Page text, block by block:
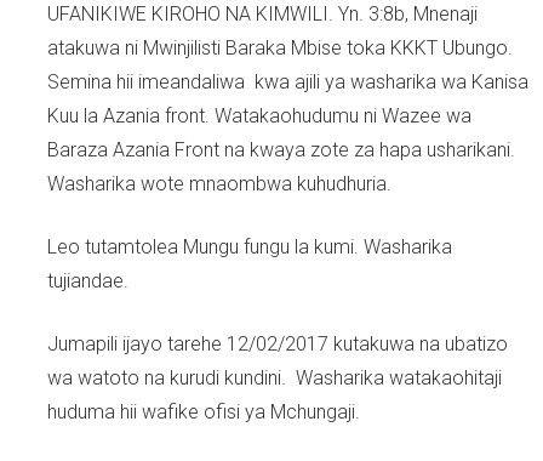
UFANIKIWE KIROHO NA KIMWILI. Yn. 3:8b, Mnenaji
atakuwa ni Mwinjilisti Baraka Mbise toka KKKT Ubungo.
Semina hii imeandaliwa kwa ajili ya washarika wa Kanisa
Kuu la Azania front. Watakaohudumu ni Wazee wa
Baraza Azania Front na kwaya zote za hapa usharikani.
Washarika wote mnaombwa kuhudhuria.
Leo tutamtolea Mungu fungu la kumi. Washarika
tujiandae.
Jumapili ijayo tarehe 12/02/2017 kutakuwa na ubatizo
wa watoto na kurudi kundini. Washarika watakaohitaji
huduma hii wafike ofisi ya Mchungaji.